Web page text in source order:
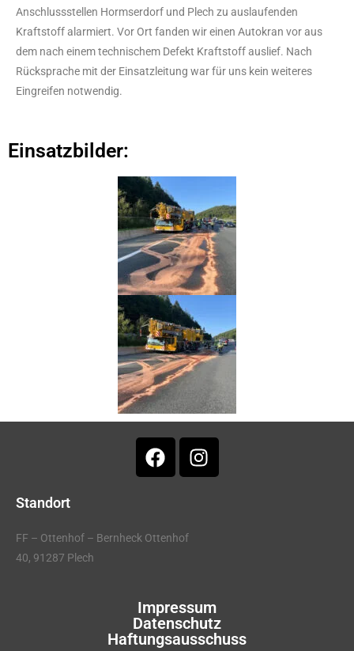
Anschlussstellen Hormserdorf und Plech zu auslaufenden
Kraftstoff alarmiert. Vor Ort fanden wir einen Autokran vor aus
dem nach einem technischem Defekt Kraftstoff auslief. Nach
Rücksprache mit der Einsatzleitung war für uns kein weiteres
Eingreifen notwendig.
Einsatzbilder:
Standort
FF – Ottenhof – Bernheck Ottenhof
40, 91287 Plech
Impressum
Datenschutz
Haftungsausschuss